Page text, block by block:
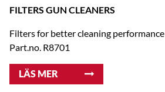
FILTERS GUN CLEANERS
Filters for better cleaning performance
Part.no. R8701
LÄS MER